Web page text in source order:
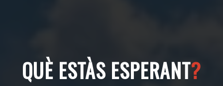
QUÈ ESTÀS ESPERANT?